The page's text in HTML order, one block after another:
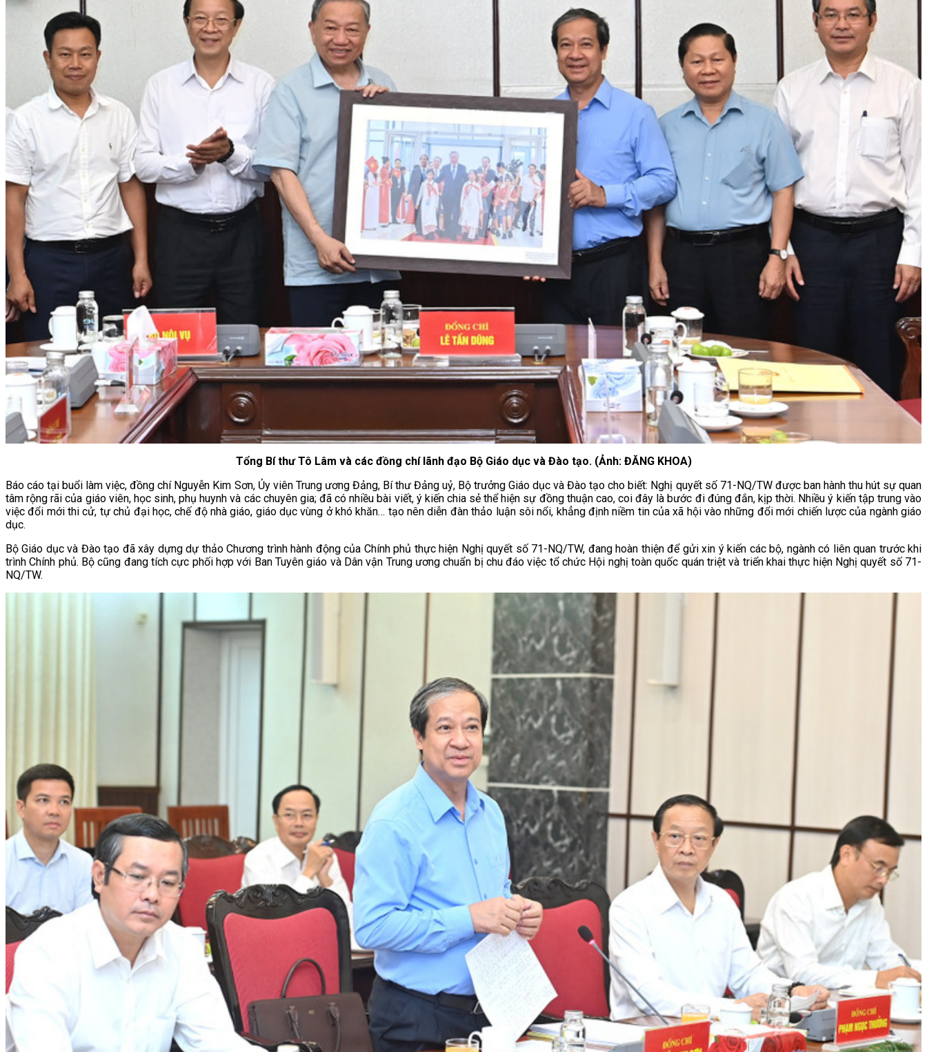
Tổng Bí thư Tô Lâm và các đồng chí lãnh đạo Bộ Giáo dục và Đào tạo. (Ảnh: ĐĂNG KHOA)
Báo cáo tại buổi làm việc, đồng chí Nguyễn Kim Sơn, Ủy viên Trung ương Đảng, Bí thư Đảng uỷ, Bộ trưởng Giáo dục và Đào tạo cho biết: Nghị quyết số 71-NQ/TW được ban hành thu hút sự quan
tâm rộng rãi của giáo viên, học sinh, phụ huynh và các chuyên gia; đã có nhiều bài viết, ý kiến chia sẻ thể hiện sự đồng thuận cao, coi đây là bước đi đúng đắn, kịp thời. Nhiều ý kiến tập trung vào
việc đổi mới thi cử, tự chủ đại học, chế độ nhà giáo, giáo dục vùng ở khó khăn… tạo nên diễn đàn thảo luận sôi nổi, khẳng định niềm tin của xã hội vào những đổi mới chiến lược của ngành giáo
dục.
Bộ Giáo dục và Đào tạo đã xây dựng dự thảo Chương trình hành động của Chính phủ thực hiện Nghị quyết số 71-NQ/TW, đang hoàn thiện để gửi xin ý kiến các bộ, ngành có liên quan trước khi
trình Chính phủ. Bộ cũng đang tích cực phối hợp với Ban Tuyên giáo và Dân vận Trung ương chuẩn bị chu đáo việc tổ chức Hội nghị toàn quốc quán triệt và triển khai thực hiện Nghị quyết số 71-
NQ/TW.